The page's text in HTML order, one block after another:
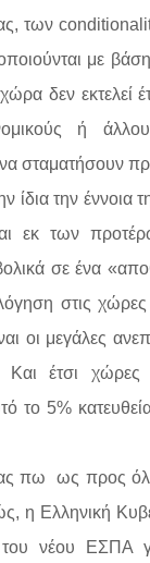
των
με
δεν εκτελεί
ή
σταματήσουν
ίδια την
εκ των
σε ένα
στις
οι μεγάλες
Και έτσι
το 5%
πω
ως προς
η Ελληνική
νέου ΕΣΠΑ